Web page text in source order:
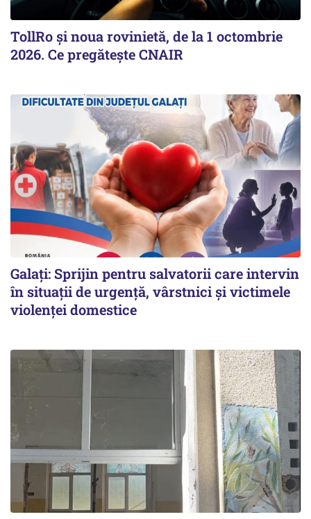
TollRo şi noua rovinietă, de la 1 octombrie
2026. Ce pregăteşte CNAIR
Galați: Sprijin pentru salvatorii care intervin
în situații de urgență, vârstnici și victimele
violenței domestice